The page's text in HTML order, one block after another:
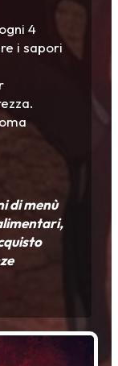
4
i sapori
di menù